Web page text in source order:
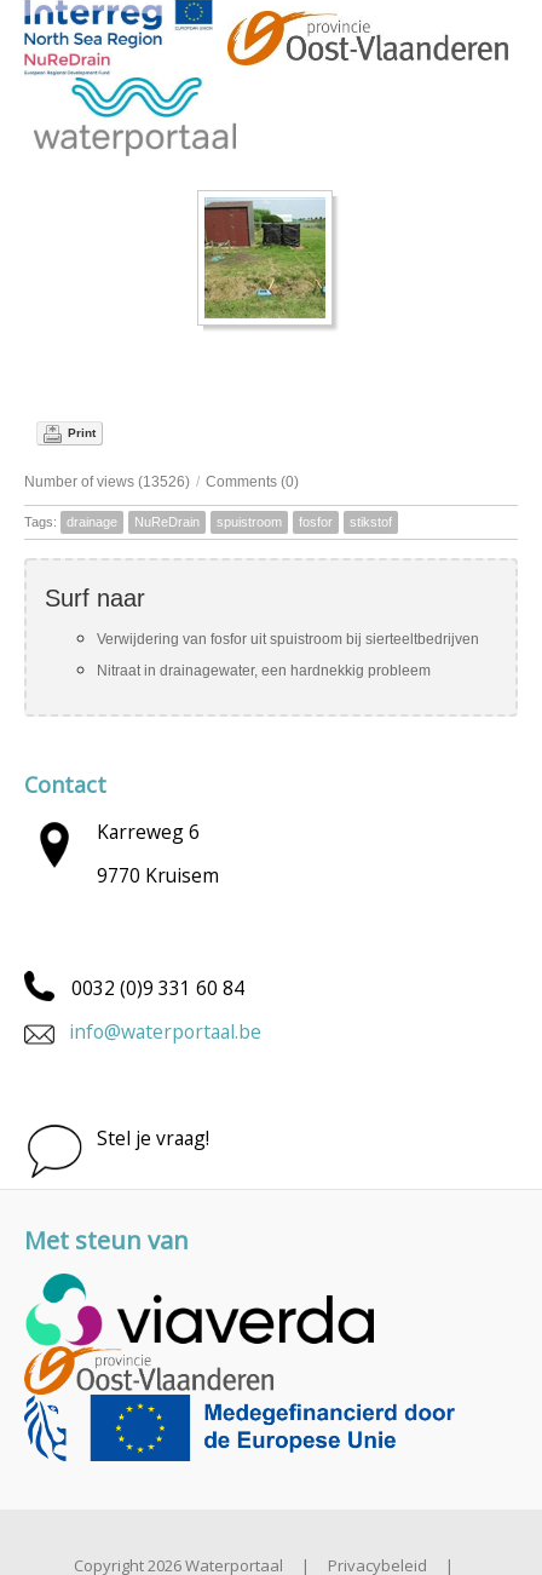
Print
Number of views (13526) / Comments (0)
Tags: drainage NuReDrain spuistroom fosfor stikstof
Surf naar
Verwijdering van fosfor uit spuistroom bij sierteeltbedrijven
Nitraat in drainagewater, een hardnekkig probleem
Contact
Karreweg 6
9770 Kruisem
0032 (0)9 331 60 84
info@waterportaal.be
Stel je vraag!
Met steun van
Copyright 2026 Waterportaal | Privacybeleid |